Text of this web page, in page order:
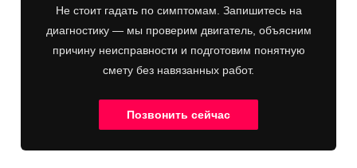
Не стоит гадать по симптомам. Запишитесь на
диагностику — мы проверим двигатель, объясним
причину неисправности и подготовим понятную
смету без навязанных работ.
Позвонить сейчас